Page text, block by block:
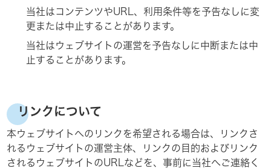
当社はコンテンツやURL、利用条件等を予告なしに変
更または中止することがあります。
当社はウェブサイトの運営を予告なしに中断または中
止することがあります。
リンクについて
本ウェブサイトへのリンクを希望される場合は、リンクさ
れるウェブサイトの運営主体、リンクの目的およびリンク
されるウェブサイトのURLなどを、事前に当社へご連絡く